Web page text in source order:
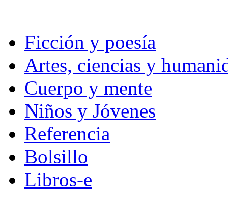
Ficción y poesía
Artes, ciencias y
Cuerpo y mente
Niños y Jóvenes
Referencia
Bolsillo
Libros-e